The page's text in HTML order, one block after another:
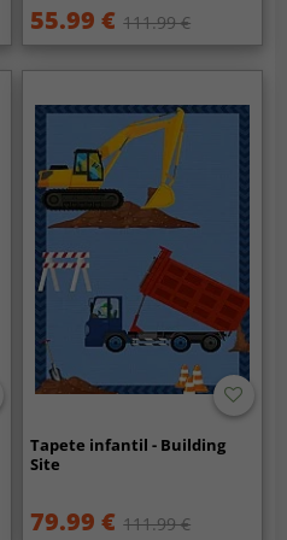
55.99 € 111.99 €
Tapete infantil - Building
Site
79.99 € 111.99 €